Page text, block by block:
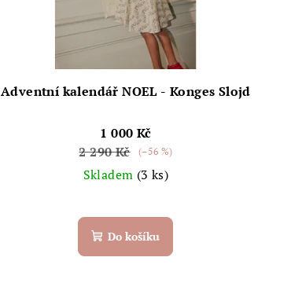
Adventní kalendář NOEL - Konges Slojd
1 000 Kč
2 290 Kč
(–56 %)
Skladem (3 ks)
Do košíku